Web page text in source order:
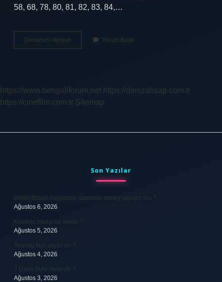
58, 68, 78, 80, 81, 82, 83, 84,…
Devamını okuyun
Birlik
Yorum Bırak
https://www.bengaliforum.net https://denizahsap.com.tr
https://cinefilm.com.tr Sitemap
Son Yazılar
Bobbi Brown hayvanlar üzerinde deney yapıyor mu ?
Ağustos 6, 2026
Kovacic maaşı ne kadar ?
Ağustos 5, 2026
Avantaj faul sayılır mı ?
Ağustos 4, 2026
7 Uzun Sure Nelerdir ?
Ağustos 3, 2026